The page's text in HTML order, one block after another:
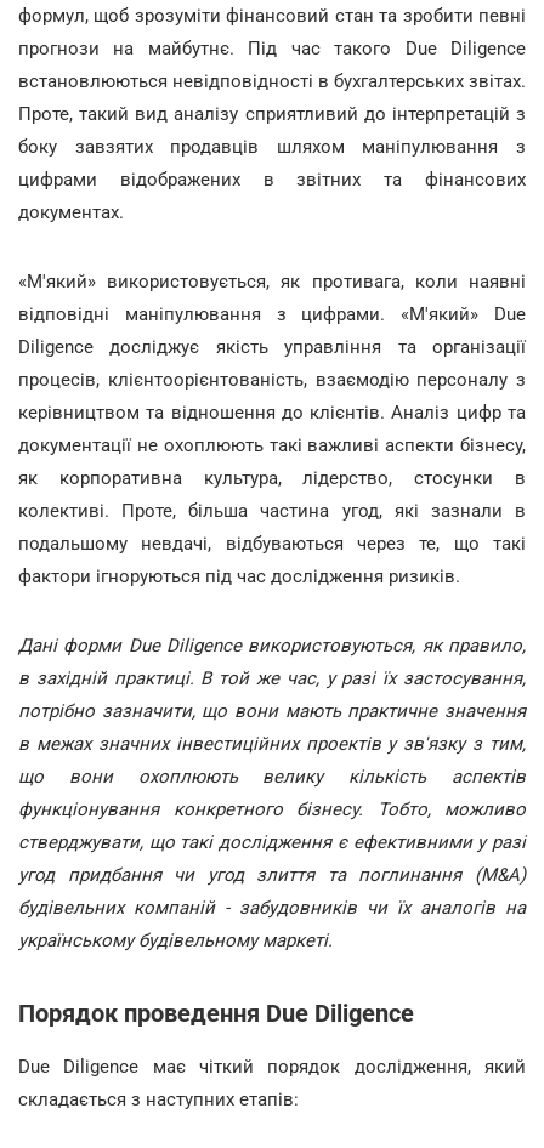
формул, щоб зрозуміти фінансовий стан та зробити певні
прогнози на майбутнє. Під час такого Due Diligence
встановлюються невідповідності в бухгалтерських звітах.
Проте, такий вид аналізу сприятливий до інтерпретацій з
боку завзятих продавців шляхом маніпулювання з
цифрами відображених в звітних та фінансових
документах.
«М'який» використовується, як противага, коли наявні
відповідні маніпулювання з цифрами. «М'який» Due
Diligence досліджує якість управління та організації
процесів, клієнтоорієнтованість, взаємодію персоналу з
керівництвом та відношення до клієнтів. Аналіз цифр та
документації не охоплюють такі важливі аспекти бізнесу,
як корпоративна культура, лідерство, стосунки в
колективі. Проте, більша частина угод, які зазнали в
подальшому невдачі, відбуваються через те, що такі
фактори ігноруються під час дослідження ризиків.
Дані форми Due Diligence використовуються, як правило,
в західній практиці. В той же час, у разі їх застосування,
потрібно зазначити, що вони мають практичне значення
в межах значних інвестиційних проектів у зв'язку з тим,
що вони охоплюють велику кількість аспектів
функціонування конкретного бізнесу. Тобто, можливо
стверджувати, що такі дослідження є ефективними у разі
угод придбання чи угод злиття та поглинання (M&A)
будівельних компаній - забудовників чи їх аналогів на
українському будівельному маркеті.
Порядок проведення Due Diligence
Due Diligence має чіткий порядок дослідження, який
складається з наступних етапів: